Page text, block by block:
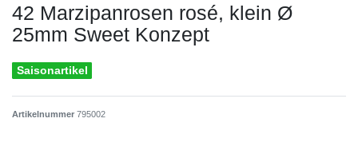
42 Marzipanrosen rosé, klein Ø
25mm Sweet Konzept
Saisonartikel
Artikelnummer 795002